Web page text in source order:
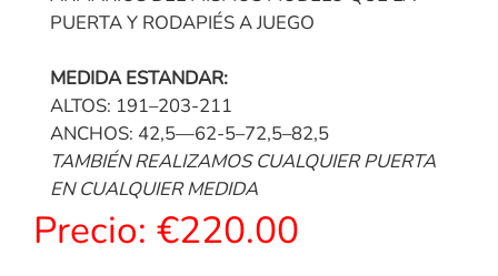
PUERTA Y RODAPIÉS A JUEGO
MEDIDA ESTANDAR:
ALTOS: 191–203-211
ANCHOS: 42,5—62-5–72,5–82,5
TAMBIÉN REALIZAMOS CUALQUIER PUERTA
EN CUALQUIER MEDIDA
Precio: €220.00